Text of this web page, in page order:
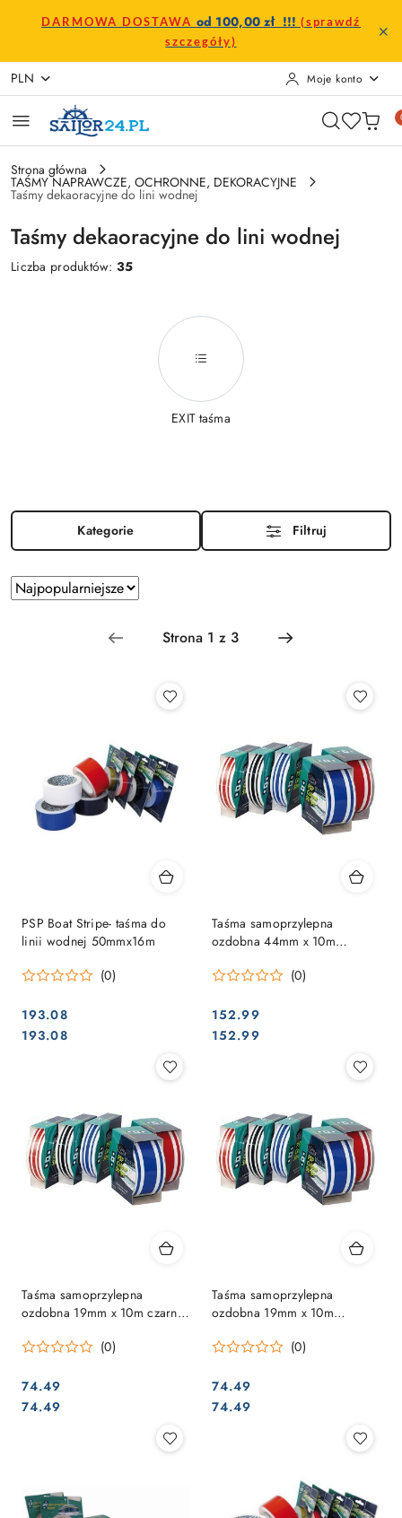
Przejdź do treści głównej
Przejdź do wyszukiwarki
Przejdź do moje konto
Przejdź do menu głównego
Przejdź do stopki
DARMOWA DOSTAWA od 100,00 zł !!! (sprawdź
szczegóły)
PLN Moje konto
Strona główna
TAŚMY NAPRAWCZE, OCHRONNE, DEKORACYJNE
Taśmy dekaoracyjne do lini wodnej
Taśmy dekaoracyjne do lini wodnej
Liczba produktów:35
EXIT taśma
Kategorie Filtruj
Zastosowano
sortowanie:
Najpopularniejsze.
Sortuj
według
PSP Boat Stripe- taśma do
linii wodnej 50mmx16m
(0)
Cena:
193.08
Cena:
193.08
Taśma samoprzylepna
ozdobna 44mm x 10m
(0)
Cena:
152.99
Cena:
152.99
Taśma samoprzylepna
ozdobna 19mm x 10m czarna
(0)
Cena:
74.49
Cena:
74.49
Taśma samoprzylepna
ozdobna 19mm x 10m
(0)
Cena:
74.49
Cena:
74.49